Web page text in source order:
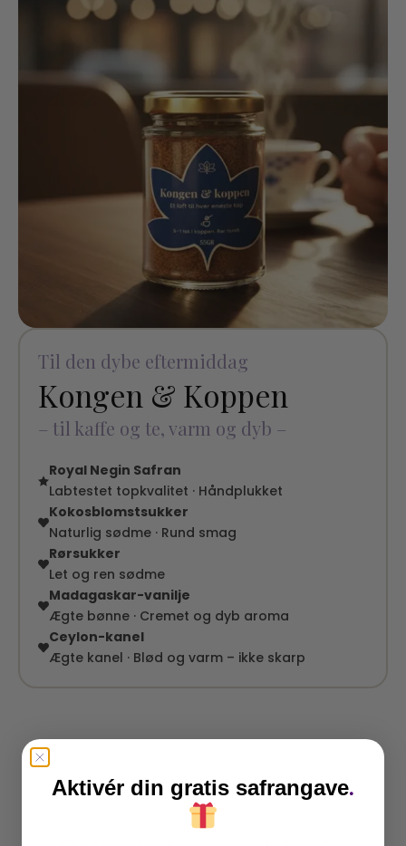
Til den dybe eftermiddag
Kongen & Koppen
– til kaffe og te, varm og dyb –
Royal Negin Safran
Labtestet topkvalitet · Håndplukket
Kokosblomstsukker
Naturlig sødme · Rund smag
Rørsukker
Let og ren sødme
Madagaskar-vanilje
Ægte bønne · Cremet og dyb aroma
Ceylon-kanel
Ægte kanel · Blød og varm – ikke skarp
Aktivér din gratis safrangave.